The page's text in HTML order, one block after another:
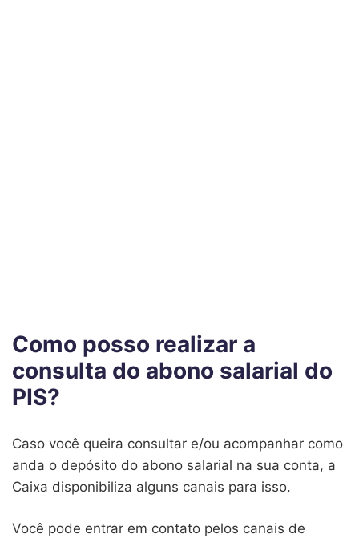
Como posso realizar a
consulta do abono salarial do
PIS?
Caso você queira consultar e/ou acompanhar como
anda o depósito do abono salarial na sua conta, a
Caixa disponibiliza alguns canais para isso.
Você pode entrar em contato pelos canais de